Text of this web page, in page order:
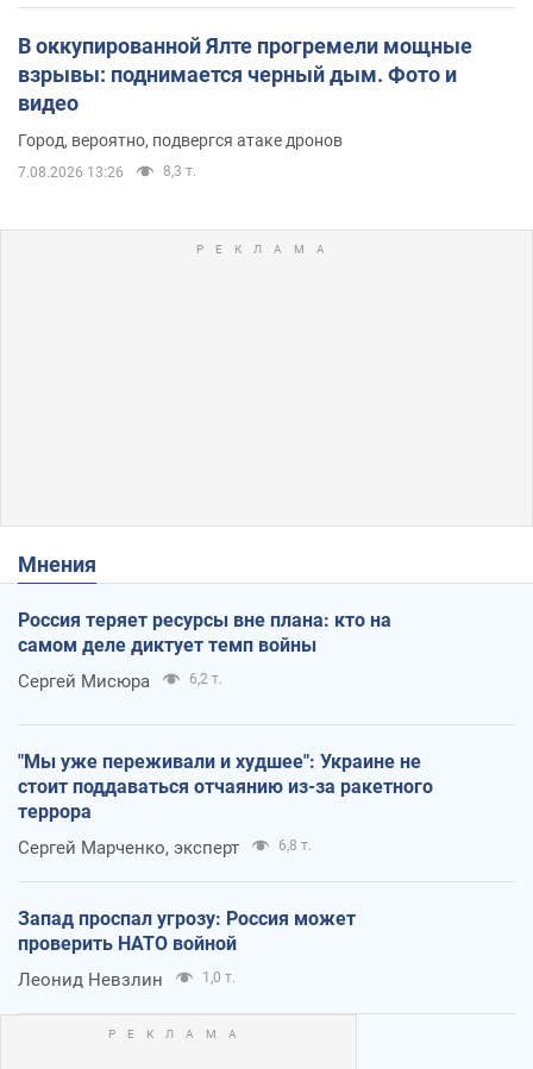
В оккупированной Ялте прогремели мощные
взрывы: поднимается черный дым. Фото и
видео
Город, вероятно, подвергся атаке дронов
7.08.2026 13:26 8,3 т.
Мнения
Россия теряет ресурсы вне плана: кто на
самом деле диктует темп войны
Сергей Мисюра 6,2 т.
"Мы уже переживали и худшее": Украине не
стоит поддаваться отчаянию из-за ракетного
террора
Сергей Марченко, эксперт 6,8 т.
Запад проспал угрозу: Россия может
проверить НАТО войной
Леонид Невзлин 1,0 т.